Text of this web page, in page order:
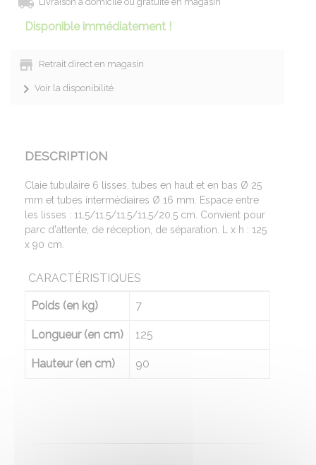
Disponible immédiatement !
Retrait direct en magasin
Voir la disponibilité
DESCRIPTION
Claie tubulaire 6 lisses, tubes en haut et en bas Ø 25
mm et tubes intermédiaires Ø 16 mm. Espace entre
les lisses : 11.5/11.5/11,5/11,5/20.5 cm. Convient pour
parc d'attente, de réception, de séparation. L x h : 125
x 90 cm.
CARACTÉRISTIQUES
Poids (en kg) 7
Longueur (en cm) 125
Hauteur (en cm) 90